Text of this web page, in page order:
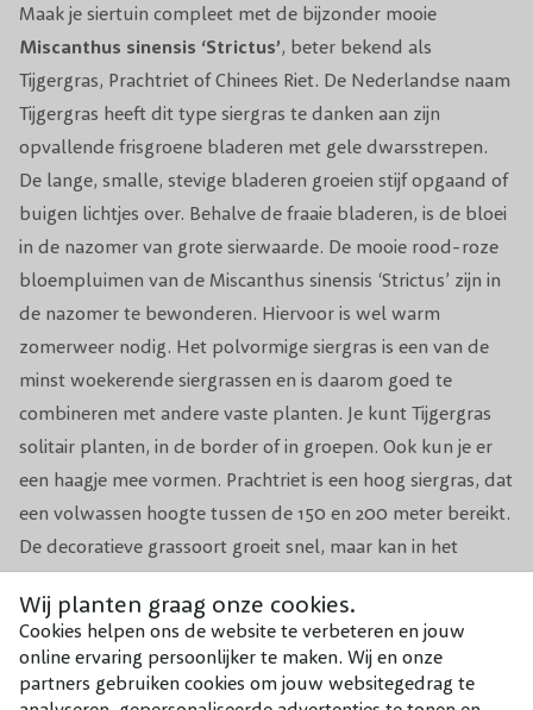
Wij planten graag onze cookies.
Cookies helpen ons de website te verbeteren en jouw
online ervaring persoonlijker te maken. Wij en onze
partners gebruiken cookies om jouw websitegedrag te
Maak je siertuin compleet met de bijzonder mooie
Miscanthus sinensis ‘Strictus’, beter bekend als
Tijgergras, Prachtriet of Chinees Riet. De Nederlandse naam
Tijgergras heeft dit type siergras te danken aan zijn
opvallende frisgroene bladeren met gele dwarsstrepen.
De lange, smalle, stevige bladeren groeien stijf opgaand of
buigen lichtjes over. Behalve de fraaie bladeren, is de bloei
in de nazomer van grote sierwaarde. De mooie rood-roze
bloempluimen van de Miscanthus sinensis ‘Strictus’ zijn in
de nazomer te bewonderen. Hiervoor is wel warm
zomerweer nodig. Het polvormige siergras is een van de
minst woekerende siergrassen en is daarom goed te
combineren met andere vaste planten. Je kunt Tijgergras
solitair planten, in de border of in groepen. Ook kun je er
een haagje mee vormen. Prachtriet is een hoog siergras, dat
een volwassen hoogte tussen de 150 en 200 meter bereikt.
De decoratieve grassoort groeit snel, maar kan in het
voorjaar gesnoeid en gescheurd worden. In de winter
vormt de goed winterharde plant, ondanks dat deze niet
wintergroen is, nog een mooi silhouet. Geef Tijgergras een
plekje in zon en zorg voor een goed doorlatende bodem.
Standplaats Zon
Winterhardheid Goed
Planttijd Jaarrond
Aantal per m1 1-2
Aantal per m2 3
Voeding Organische meststof siergrassen
Groeisnelheid Snel
Geschikt voor Border, Haagje, Solitair, In groep